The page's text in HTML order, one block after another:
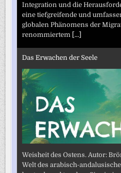
Integration und die
eine tiefgreifende und
globalen Phänomens der
renommiertem [...]
Das Erwachen der Seele
Weisheit des Ostens. Autor:
Welt des arabisch-